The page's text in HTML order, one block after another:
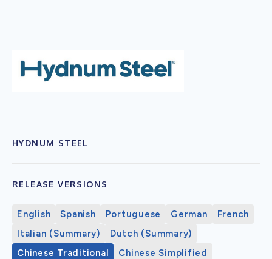
HYDNUM STEEL
RELEASE VERSIONS
English Spanish Portuguese German
French
Italian (Summary)
Dutch (Summary)
Chinese Traditional
Chinese Simplified